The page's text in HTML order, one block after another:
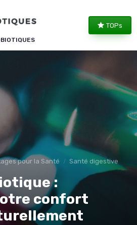
TOPs
pour la Santé Santé digestive
:
confort